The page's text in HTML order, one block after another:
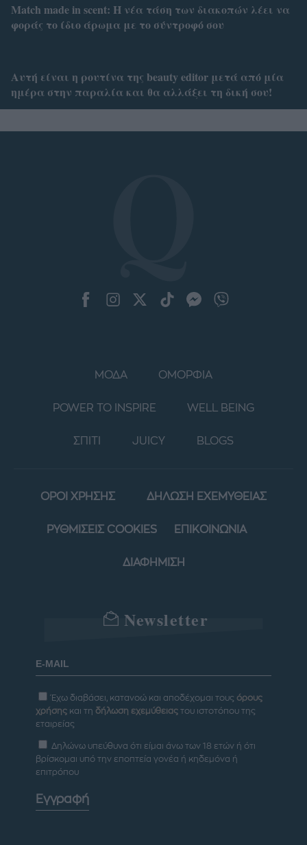
Match made in scent: Η νέα τάση των διακοπών λέει να
φοράς το ίδιο άρωμα με το σύντροφό σου
Αυτή είναι η ρουτίνα της beauty editor μετά από μία
ημέρα στην παραλία και θα αλλάξει τη δική σου!
ΜΟΔΑ ΟΜΟΡΦΙΑ
POWER TO INSPIRE WELL BEING
ΣΠΙΤΙ JUICY BLOGS
ΟΡΟΙ ΧΡΗΣΗΣ ΔΗΛΩΣΗ ΕΧΕΜΥΘΕΙΑΣ
ΡΥΘΜΙΣΕΙΣ COOKIES ΕΠΙΚΟΙΝΩΝΙΑ
ΔΙΑΦΗΜΙΣΗ
Newsletter
Έχω διαβάσει, κατανοώ και αποδέχομαι τους όρους
χρήσης και τη δήλωση εχεμύθειας του ιστοτόπου της
εταιρείας
Δηλώνω υπεύθυνα ότι είμαι άνω των 18 ετών ή ότι
βρίσκομαι υπό την εποπτεία γονέα ή κηδεμόνα ή
επιτρόπου
Εγγραφή